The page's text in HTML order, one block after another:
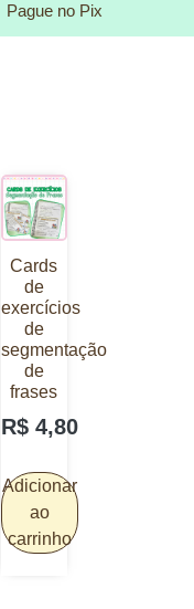
Pague no Pix
Cards
de
exercícios
de
segmentação
de
frases
R$ 4,80
Adicionar
ao
carrinho